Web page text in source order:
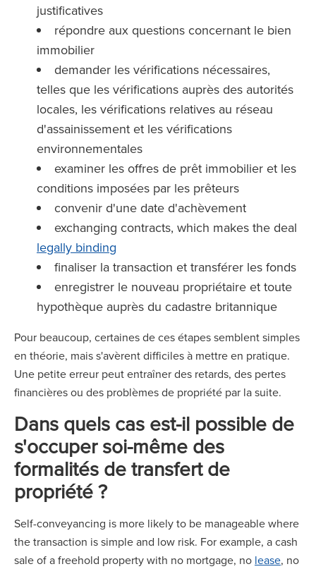
justificatives
répondre aux questions concernant le bien
immobilier
demander les vérifications nécessaires,
telles que les vérifications auprès des autorités
locales, les vérifications relatives au réseau
d'assainissement et les vérifications
environnementales
examiner les offres de prêt immobilier et les
conditions imposées par les prêteurs
convenir d'une date d'achèvement
exchanging contracts, which makes the deal
legally binding
finaliser la transaction et transférer les fonds
enregistrer le nouveau propriétaire et toute
hypothèque auprès du cadastre britannique
Pour beaucoup, certaines de ces étapes semblent simples
en théorie, mais s'avèrent difficiles à mettre en pratique.
Une petite erreur peut entraîner des retards, des pertes
financières ou des problèmes de propriété par la suite.
Dans quels cas est-il possible de
s'occuper soi-même des
formalités de transfert de
propriété ?
Self-conveyancing is more likely to be manageable where
the transaction is simple and low risk. For example, a cash
sale of a freehold property with no mortgage, no lease, no